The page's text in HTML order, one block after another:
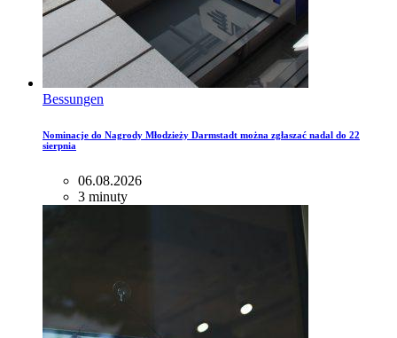
Bessungen
Nominacje do Nagrody Młodzieży Darmstadt można zgłaszać nadal do 22
sierpnia
06.08.2026
3 minuty